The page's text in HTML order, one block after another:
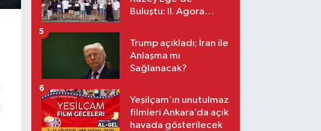
Buluştu: II. Agora
Trump açıkladı; İran ile
Anlaşma mı
Sağlanacak?
5
Yeşilçam’ın unutulmaz
filmleri Ankara’da açık
havada gösterilecek
6